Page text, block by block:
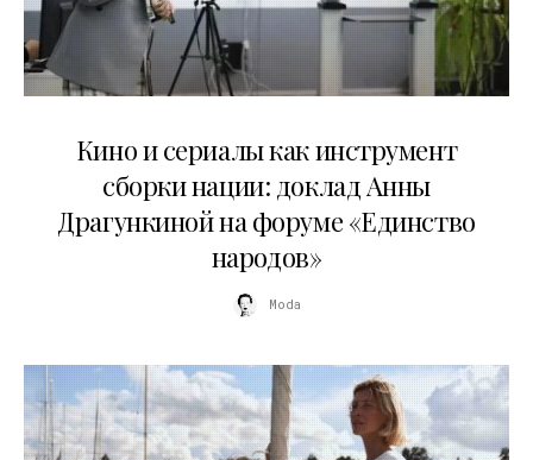
Кино и сериалы как инструмент
сборки нации: доклад Анны
Драгункиной на форуме «Единство
народов»
Moda